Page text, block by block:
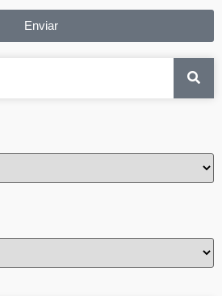
Enviar